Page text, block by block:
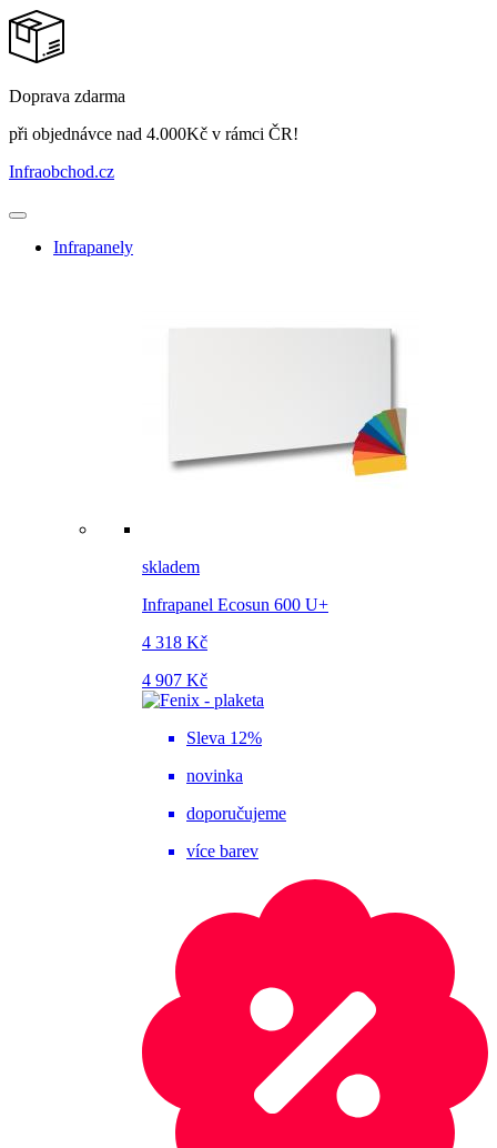
Doprava zdarma
při objednávce nad 4.000Kč v rámci ČR!
Infraobchod.cz
Infrapanely
skladem
Infrapanel Ecosun 600 U+
4 318 Kč
4 907 Kč
Sleva 12%
novinka
doporučujeme
více barev